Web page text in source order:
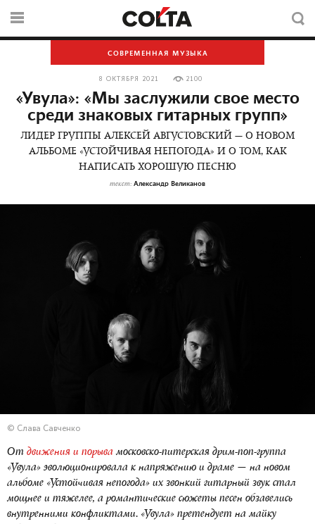
СОВРЕМЕННАЯ МУЗЫКА
8 ОКТЯБРЯ 2021 2100
«Увула»: «Мы заслужили свое место
среди знаковых гитарных групп»
ЛИДЕР ГРУППЫ АЛЕКСЕЙ АВГУСТОВСКИЙ — О НОВОМ
АЛЬБОМЕ «УСТОЙЧИВАЯ НЕПОГОДА» И О ТОМ, КАК
НАПИСАТЬ ХОРОШУЮ ПЕСНЮ
текст: Александр Великанов
© Слава Савченко
От движения и порыва московско-питерская дрим-поп-группа
«Увула» эволюционировала к напряжению и драме — на новом
альбоме «Устойчивая непогода» их звонкий гитарный звук стал
мощнее и тяжелее, а романтические сюжеты песен обзавелись
внутренними конфликтами. «Увула» претендует на майку